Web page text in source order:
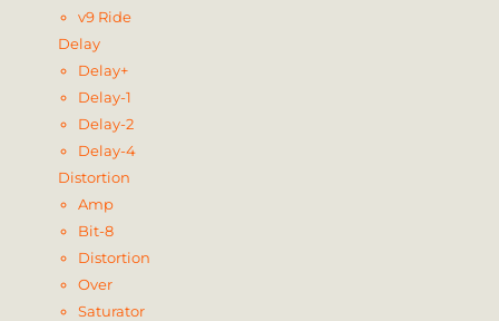
v9 Ride
Delay
Delay+
Delay-1
Delay-2
Delay-4
Distortion
Amp
Bit-8
Distortion
Over
Saturator